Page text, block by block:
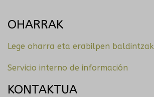
OHARRAK
Lege oharra eta erabilpen baldintzak
Servicio interno de información
KONTAKTUA